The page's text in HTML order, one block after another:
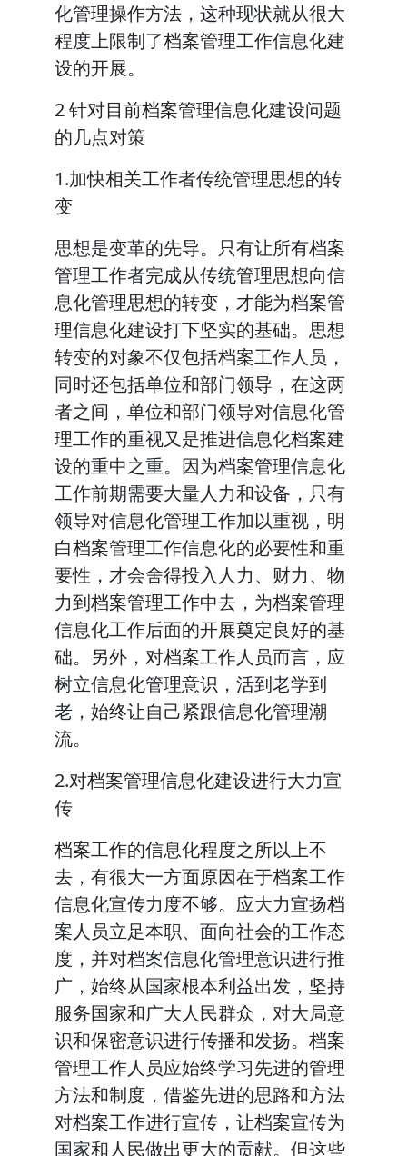
化管理操作方法，这种现状就从很大
程度上限制了档案管理工作信息化建
设的开展。
2 针对目前档案管理信息化建设问题
的几点对策
1.加快相关工作者传统管理思想的转
变
思想是变革的先导。只有让所有档案
管理工作者完成从传统管理思想向信
息化管理思想的转变，才能为档案管
理信息化建设打下坚实的基础。思想
转变的对象不仅包括档案工作人员，
同时还包括单位和部门领导，在这两
者之间，单位和部门领导对信息化管
理工作的重视又是推进信息化档案建
设的重中之重。因为档案管理信息化
工作前期需要大量人力和设备，只有
领导对信息化管理工作加以重视，明
白档案管理工作信息化的必要性和重
要性，才会舍得投入人力、财力、物
力到档案管理工作中去，为档案管理
信息化工作后面的开展奠定良好的基
础。另外，对档案工作人员而言，应
树立信息化管理意识，活到老学到
老，始终让自己紧跟信息化管理潮
流。
2.对档案管理信息化建设进行大力宣
传
档案工作的信息化程度之所以上不
去，有很大一方面原因在于档案工作
信息化宣传力度不够。应大力宣扬档
案人员立足本职、面向社会的工作态
度，并对档案信息化管理意识进行推
广，始终从国家根本利益出发，坚持
服务国家和广大人民群众，对大局意
识和保密意识进行传播和发扬。档案
管理工作人员应始终学习先进的管理
方法和制度，借鉴先进的思路和方法
对档案工作进行宣传，让档案宣传为
国家和人民做出更大的贡献。但这些